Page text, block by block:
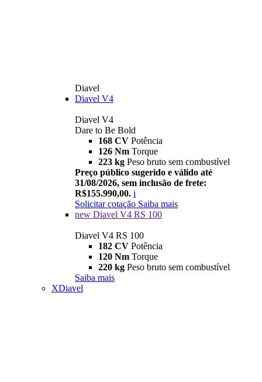
Diavel
Diavel V4
Diavel V4
Dare to Be Bold
168 CV Potência
126 Nm Torque
223 kg Peso bruto sem combustível
Preço público sugerido e válido até
31/08/2026, sem inclusão de frete:
R$155.990,00. i
Solicitar cotação Saiba mais
new Diavel V4 RS 100
Diavel V4 RS 100
182 CV Potência
120 Nm Torque
220 kg Peso bruto sem combustível
Saiba mais
XDiavel